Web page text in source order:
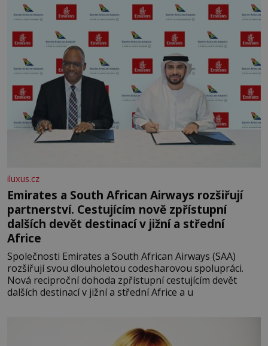
letního koupání. Stačí se však podívat
iluxus.cz
Emirates a South African Airways rozšiřují
partnerství. Cestujícím nově zpřístupní
dalších devět destinací v jižní a střední
Africe
Společnosti Emirates a South African Airways (SAA)
rozšiřují svou dlouholetou codesharovou spolupráci.
Nová reciproční dohoda zpřístupní cestujícím devět
dalších destinací v jižní a střední Africe a u